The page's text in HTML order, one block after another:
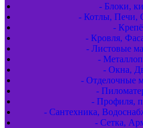
- Блоки,
- Котлы, Печи,
-
- Кровля,
- Листовые
-
- Окна,
- Отделочные
-
- Профиля,
- Сантехника,
- Сетка,